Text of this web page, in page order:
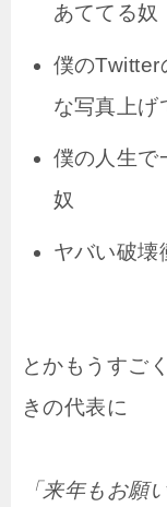
あててる奴
僕のTwitter
な写真上げ
僕の人生で
奴
ヤバい破壊
とかもうすご
きの代表に
「来年もお願